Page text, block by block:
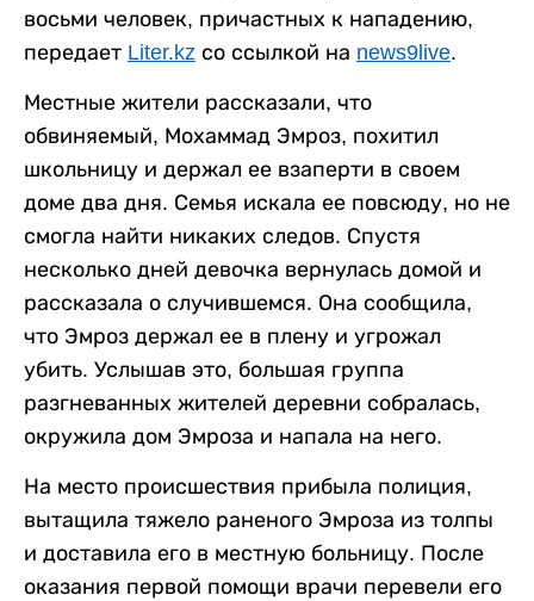
восьми человек, причастных к нападению,
передает Liter.kz со ссылкой на news9live.
Местные жители рассказали, что
обвиняемый, Мохаммад Эмроз, похитил
школьницу и держал ее взаперти в своем
доме два дня. Семья искала ее повсюду, но не
смогла найти никаких следов. Спустя
несколько дней девочка вернулась домой и
рассказала о случившемся. Она сообщила,
что Эмроз держал ее в плену и угрожал
убить. Услышав это, большая группа
разгневанных жителей деревни собралась,
окружила дом Эмроза и напала на него.
На место происшествия прибыла полиция,
вытащила тяжело раненого Эмроза из толпы
и доставила его в местную больницу. После
оказания первой помощи врачи перевели его